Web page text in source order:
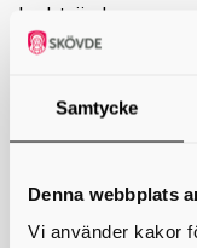
Samtycke
Denna webbplats
Vi använder kakor
badstränder.
Du kan ta reda på
vattenmyndighetens
badplatser som
faktorer som till
föroreningskälla.